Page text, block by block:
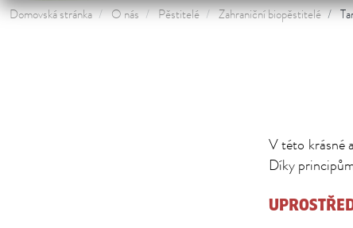
Domovská stránka O nás Pěstitelé Zahraniční biopěstitelé
V této krásné
Díky